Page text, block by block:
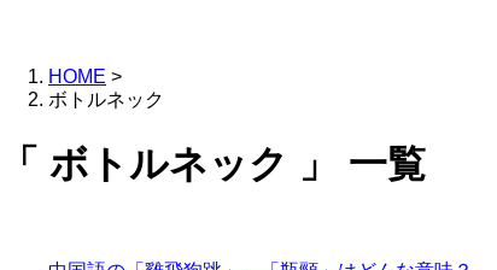
HOME >
ボトルネック
「 ボトルネック 」 一覧